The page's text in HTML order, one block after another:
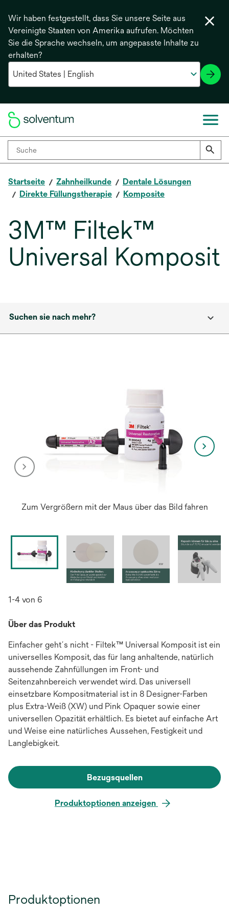
Wir haben festgestellt, dass Sie unsere Seite aus
Vereinigte Staaten von Amerika aufrufen. Möchten
Sie die Sprache wechseln, um angepasste Inhalte zu
erhalten?
Startseite Zahnheilkunde
Dentale Lösungen
Direkte Füllungstherapie
Komposite
3M™ Filtek™
Universal Komposit
Suchen sie nach mehr?
Zum Vergrößern mit der Maus über das Bild fahren
1-4 von 6
Über das Produkt
Einfacher geht´s nicht - Filtek™ Universal Komposit ist ein
universelles Komposit, das für lang anhaltende, natürlich
aussehende Zahnfüllungen im Front- und
Seitenzahnbereich verwendet wird. Das universell
einsetzbare Kompositmaterial ist in 8 Designer-Farben
plus Extra-Weiß (XW) und Pink Opaquer sowie einer
universellen Opazität erhältlich. Es bietet auf einfache Art
und Weise eine natürliches Aussehen, Festigkeit und
Langlebigkeit.
Bezugsquellen
Produktoptionen anzeigen
Produktoptionen